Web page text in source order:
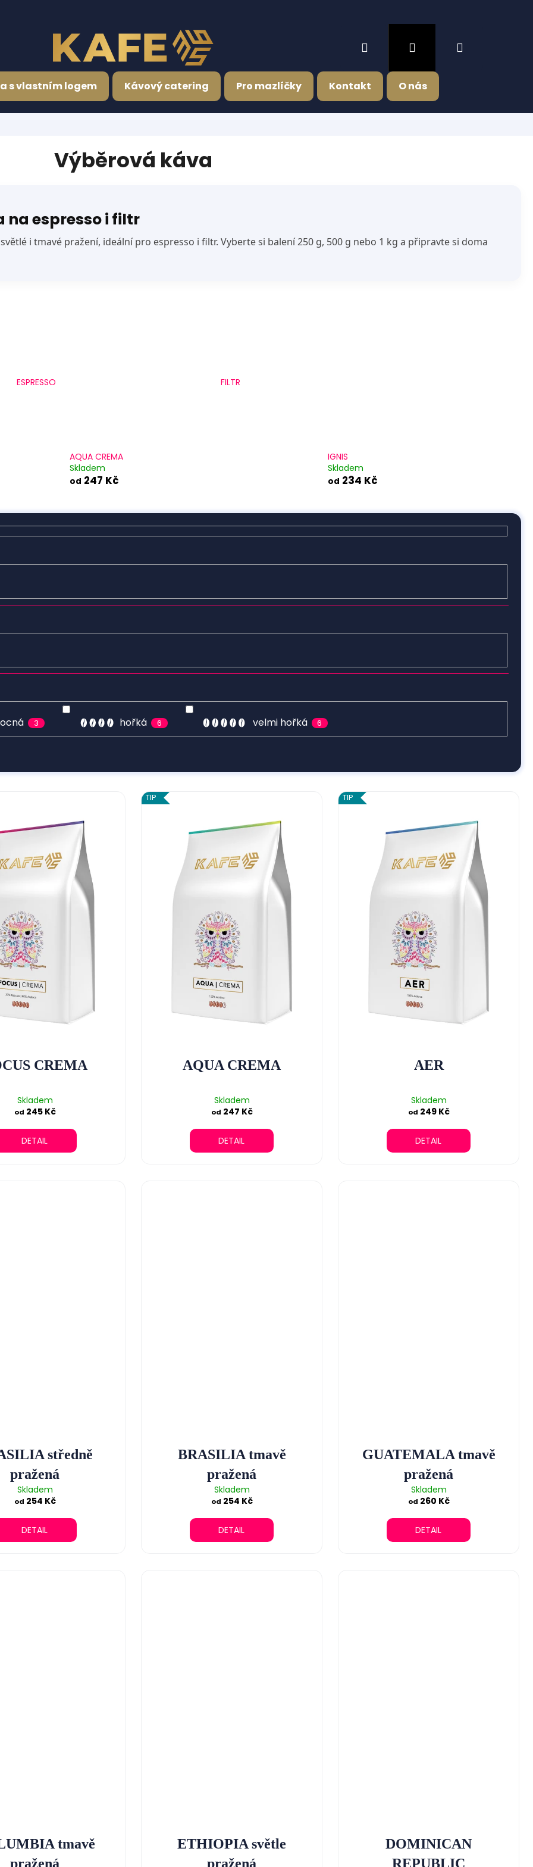
s vlastním logem Kávový catering Pro mazlíčky Kontakt O nás
Přihlášení
Výběrová káva
na espresso i filtr
i tmavé pražení, ideální pro espresso i filtr. Vyberte si balení 250 g, 500 g nebo 1 kg a připravte si doma
ESPRESSO FILTR
AQUA CREMA
Skladem
od 247 Kč
IGNIS
Skladem
od 234 Kč
3 hořká 6 velmi hořká 6
CREMA
Skladem
od 245 Kč
DETAIL
TIP
AQUA CREMA
Skladem
od 247 Kč
DETAIL
TIP
AER
Skladem
od 249 Kč
DETAIL
středně
pražená
Skladem
od 254 Kč
DETAIL
BRASILIA tmavě
pražená
Skladem
od 254 Kč
DETAIL
GUATEMALA tmavě
pražená
Skladem
od 260 Kč
DETAIL
tmavě
pražená
ETHIOPIA světle
pražená
DOMINICAN
REPUBLIC
Co potřebujete najít?
HLEDAT
Doporučujeme